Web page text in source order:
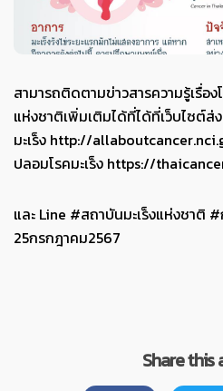
สามารถติดตามข่าวสารความรู้เรื่อง
แห่งชาติเพิ่มเติมได้ที่ได้ที่เว็บไซต์ส่
มะเร็ง http://
ปลอมโรคมะเร็ง https://
และ Line #สถาบันมะเร็งแห่งชาติ
25กรกฎาคม2567
Share this